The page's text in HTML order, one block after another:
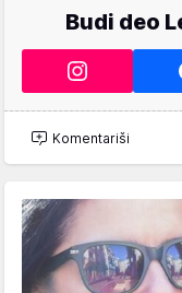
Budi deo
Komentariši